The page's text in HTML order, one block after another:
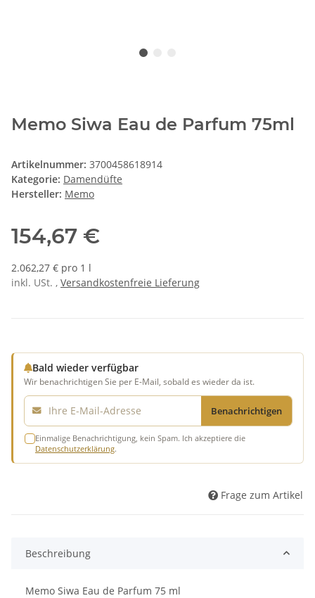
Memo Siwa Eau de Parfum 75ml
Artikelnummer: 3700458618914
Kategorie: Damendüfte
Hersteller: Memo
154,67 €
2.062,27 € pro 1 l
inkl. USt. , Versandkostenfreie Lieferung
Bald wieder verfügbar
Wir benachrichtigen Sie per E-Mail, sobald es wieder da ist.
E-Mail
Benachrichtigen
Einmalige Benachrichtigung, kein Spam. Ich akzeptiere die
Datenschutzerklärung.
Frage zum Artikel
Beschreibung
Memo Siwa Eau de Parfum 75 ml